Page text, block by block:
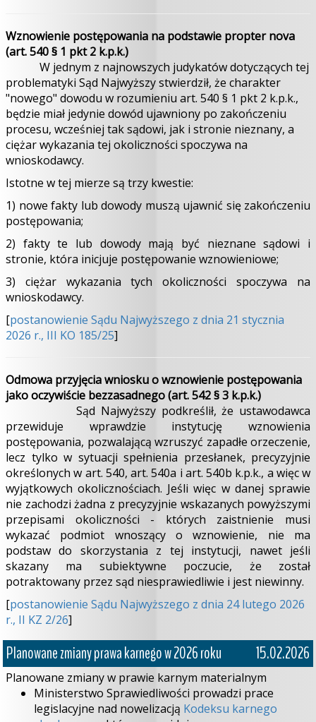
Wznowienie postępowania na podstawie propter nova
(art. 540 § 1 pkt 2 k.p.k.)
W jednym z najnowszych judykatów dotyczących tej
problematyki Sąd Najwyższy stwierdził, że charakter
"nowego" dowodu w rozumieniu art. 540 § 1 pkt 2 k.p.k.,
będzie miał jedynie dowód ujawniony po zakończeniu
procesu, wcześniej tak sądowi, jak i stronie nieznany, a
ciężar wykazania tej okoliczności spoczywa na
wnioskodawcy.
Istotne w tej mierze są trzy kwestie:
1) nowe fakty lub dowody muszą ujawnić się zakończeniu
postępowania;
2) fakty te lub dowody mają być nieznane sądowi i
stronie, która inicjuje postępowanie wznowieniowe;
3) ciężar wykazania tych okoliczności spoczywa na
wnioskodawcy.
[postanowienie Sądu Najwyższego z dnia 21 stycznia
2026 r., III KO 185/25]
Odmowa przyjęcia wniosku o wznowienie postępowania
jako oczywiście bezzasadnego (art. 542 § 3 k.p.k.)
Sąd Najwyższy podkreślił, że ustawodawca
przewiduje wprawdzie instytucję wznowienia
postępowania, pozwalającą wzruszyć zapadłe orzeczenie,
lecz tylko w sytuacji spełnienia przesłanek, precyzyjnie
określonych w art. 540, art. 540a i art. 540b k.p.k., a więc w
wyjątkowych okolicznościach. Jeśli więc w danej sprawie
nie zachodzi żadna z precyzyjnie wskazanych powyższymi
przepisami okoliczności - których zaistnienie musi
wykazać podmiot wnoszący o wznowienie, nie ma
podstaw do skorzystania z tej instytucji, nawet jeśli
skazany ma subiektywne poczucie, że został
potraktowany przez sąd niesprawiedliwie i jest niewinny.
[postanowienie Sądu Najwyższego z dnia 24 lutego 2026
r., II KZ 2/26]
Planowane zmiany prawa karnego w 2026 roku 15.02.2026
Planowane zmiany w prawie karnym materialnym
Ministerstwo Sprawiedliwości prowadzi prace
legislacyjne nad nowelizacją Kodeksu karnego